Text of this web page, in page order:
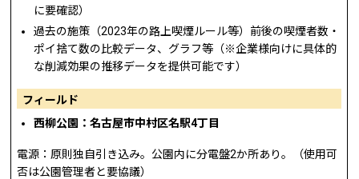
に要確認）
過去の施策（2023年の路上喫煙ルール等）前後の喫煙者数・
ポイ捨て数の比較データ、グラフ等（※企業様向けに具体的
な削減効果の推移データを提供可能です）
フィールド
西柳公園：名古屋市中村区名駅4丁目
電源：原則独自引き込み。公園内に分電盤2か所あり。（使用可
否は公園管理者と要協議）